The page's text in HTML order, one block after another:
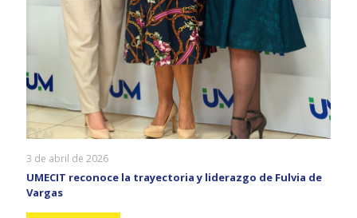
3 de abril de 2026
UMECIT reconoce la trayectoria y liderazgo de Fulvia de
Vargas